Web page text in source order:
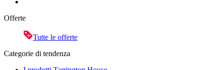
Offerte
Tutte le offerte
Categorie di tendenza